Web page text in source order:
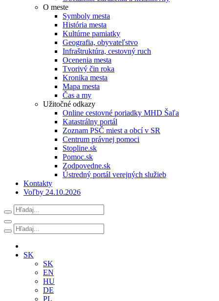
O meste
Symboly mesta
História mesta
Kultúrne pamiatky
Geografia, obyvateľstvo
Infraštruktúra, cestovný ruch
Ocenenia mesta
Tvorivý čin roka
Kronika mesta
Mapa mesta
Čas a my
Užitočné odkazy
Online cestovné poriadky MHD Šaľa
Katastrálny portál
Zoznam PSČ miest a obcí v SR
Centrum právnej pomoci
Stopline.sk
Pomoc.sk
Zodpovedne.sk
Ústredný portál verejných služieb
Kontakty
Voľby 24.10.2026
SK
SK
EN
HU
DE
PL